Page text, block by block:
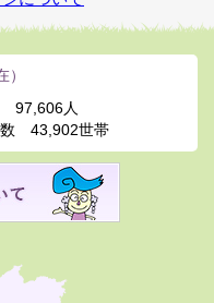
）
97,606人
43,902世帯